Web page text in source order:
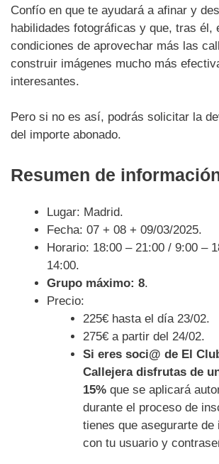
Confío en que te ayudará a afinar y
habilidades fotográficas y que, tras él,
condiciones de aprovechar más las
construir imágenes mucho más
interesantes.
Pero si no es así, podrás solicitar la
del importe abonado.
Resumen de
Lugar: Madrid.
Fecha: 07 + 08 + 09/03/2025.
Horario: 18:00 – 21:00 / 9:00 –
14:00.
Grupo máximo: 8.
Precio:
225€ hasta el día 23/02.
275€ a partir del 24/02.
Si eres soci@ de El
Callejera disfrutas de
15% que se aplicará
durante el proceso de
tienes que asegurarte de
con tu usuario y